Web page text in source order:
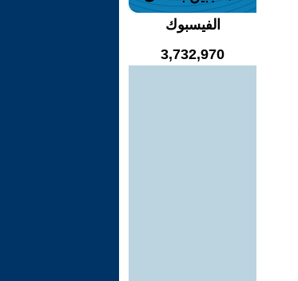
الفيسبوك
3,732,970